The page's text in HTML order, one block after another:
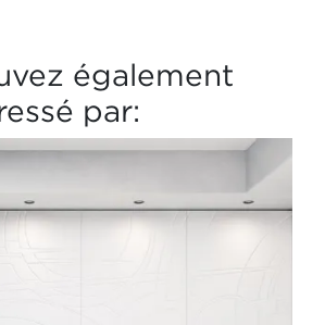
également
par: